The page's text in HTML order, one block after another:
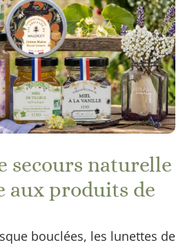
secours naturelle
aux produits de
bouclées, les lunettes de